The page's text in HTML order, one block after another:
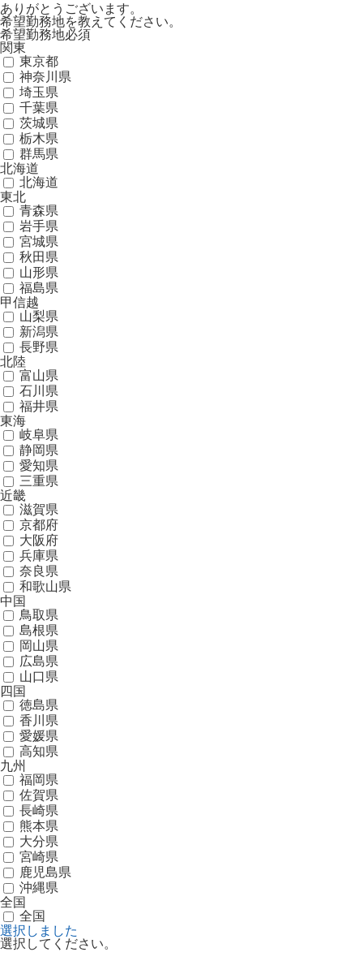
ありがとうございます。
希望勤務地を教えてください。
希望勤務地必須
関東
東京都
神奈川県
埼玉県
千葉県
茨城県
栃木県
群馬県
北海道
北海道
東北
青森県
岩手県
宮城県
秋田県
山形県
福島県
甲信越
山梨県
新潟県
長野県
北陸
富山県
石川県
福井県
東海
岐阜県
静岡県
愛知県
三重県
近畿
滋賀県
京都府
大阪府
兵庫県
奈良県
和歌山県
中国
鳥取県
島根県
岡山県
広島県
山口県
四国
徳島県
香川県
愛媛県
高知県
九州
福岡県
佐賀県
長崎県
熊本県
大分県
宮崎県
鹿児島県
沖縄県
全国
全国
選択しました
選択してください。